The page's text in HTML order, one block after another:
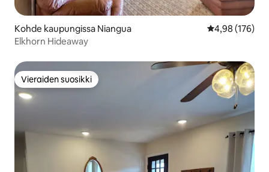
Kohde kaupungissa Niangua
4,98 (176)
Elkhorn Hideaway
Vieraiden suosikki
Vieraiden suosikki